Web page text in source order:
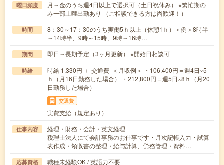
曜日頻度
月～金のうち週4日以上で選択可（土日祝休み） ※繁忙期の
み一部土曜出勤あり （ご相談できる方は尚歓迎！）
時間
8：30～17：30のうち実働5ｈ以上（休憩1ｈ）＜例＞8時半
～14時半、9時～15時、9時～16時…
期間 即日～長期予定（3ヶ月更新） ※開始日相談可
時給
時給 1,330円 ＋ 交通費 ＜月収例＞ ・106,400円＝週4日×5
ｈ（月16日勤務した場合） ・212,800円＝週5日×8ｈ（月20
日勤務した場合）
交通費
実費支給（規定あり）
仕事内容
経理・財務・会計・英文経理
税理士法人にて会計事務のお仕事です・月次記帳入力・試算
表作成・領収書の整理・給与計算、労務管理・資料…
応募資格
職種未経験OK / 英語力不要